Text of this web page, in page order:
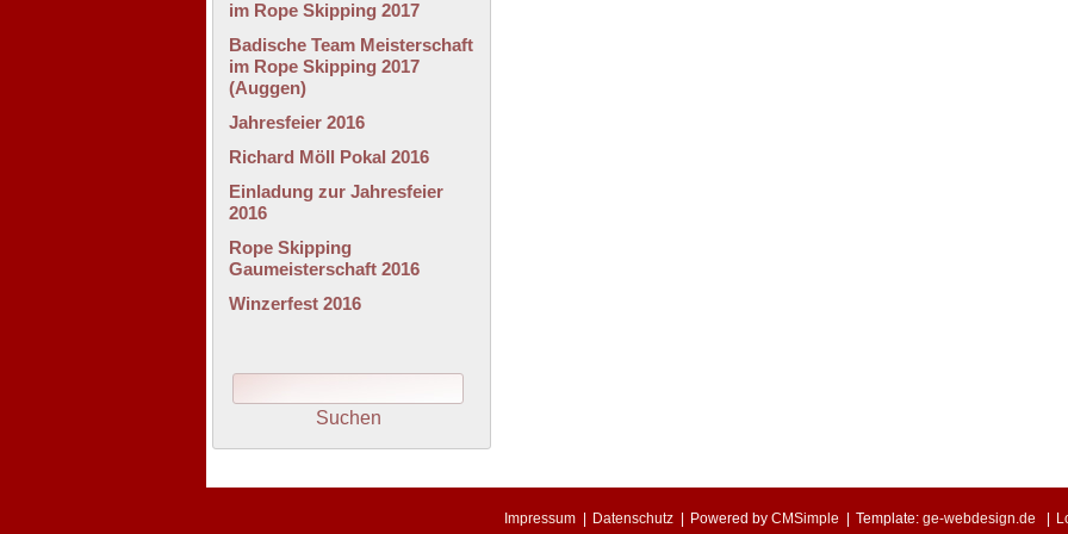
im Rope Skipping 2017
Badische Team Meisterschaft
im Rope Skipping 2017
(Auggen)
Jahresfeier 2016
Richard Möll Pokal 2016
Einladung zur Jahresfeier
2016
Rope Skipping
Gaumeisterschaft 2016
Winzerfest 2016
Impressum Datenschutz Powered by CMSimple Template: ge-webdesign.de